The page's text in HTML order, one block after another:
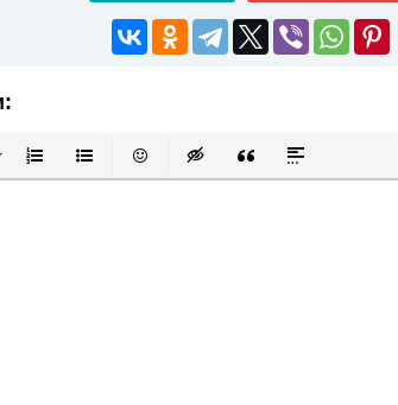
Нумерованный список
Маркированный список
Вставить смайлик
Вставка скрытого текста
Вставка цитаты
Вставка